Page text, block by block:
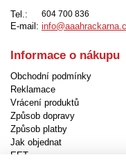
Tel.:
604 700 836
E-mail:
Informace o nákupu
Obchodní podmínky
Reklamace
Vrácení produktů
Způsob dopravy
Způsob platby
Jak objednat
EET